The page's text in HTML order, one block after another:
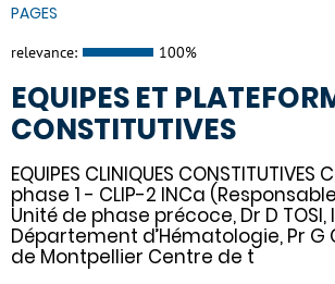
PAGES
relevance: 100%
EQUIPES ET
CONSTITUTIVES
EQUIPES CLINIQUES
phase 1 - CLIP-2 INCa (Responsable
Unité de phase précoce, Dr D TOSI,
Département d’Hématologie, Pr G
de Montpellier Centre de t